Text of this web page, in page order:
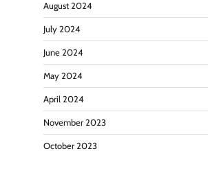
August 2024
July 2024
June 2024
May 2024
April 2024
November 2023
October 2023